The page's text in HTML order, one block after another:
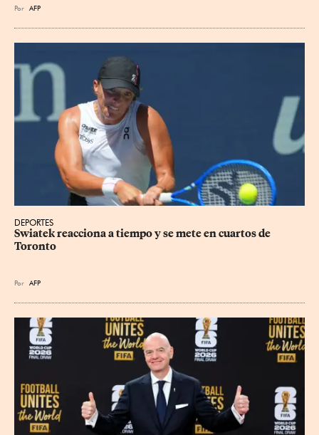
Por AFP
DEPORTES
Swiatek reacciona a tiempo y se mete en cuartos de
Toronto
Por AFP